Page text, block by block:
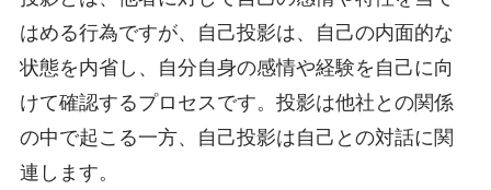
はめる行為ですが、自己投影は、自己の内面的な
状態を内省し、自分自身の感情や経験を自己に向
けて確認するプロセスです。投影は他社との関係
の中で起こる一方、自己投影は自己との対話に関
連します。